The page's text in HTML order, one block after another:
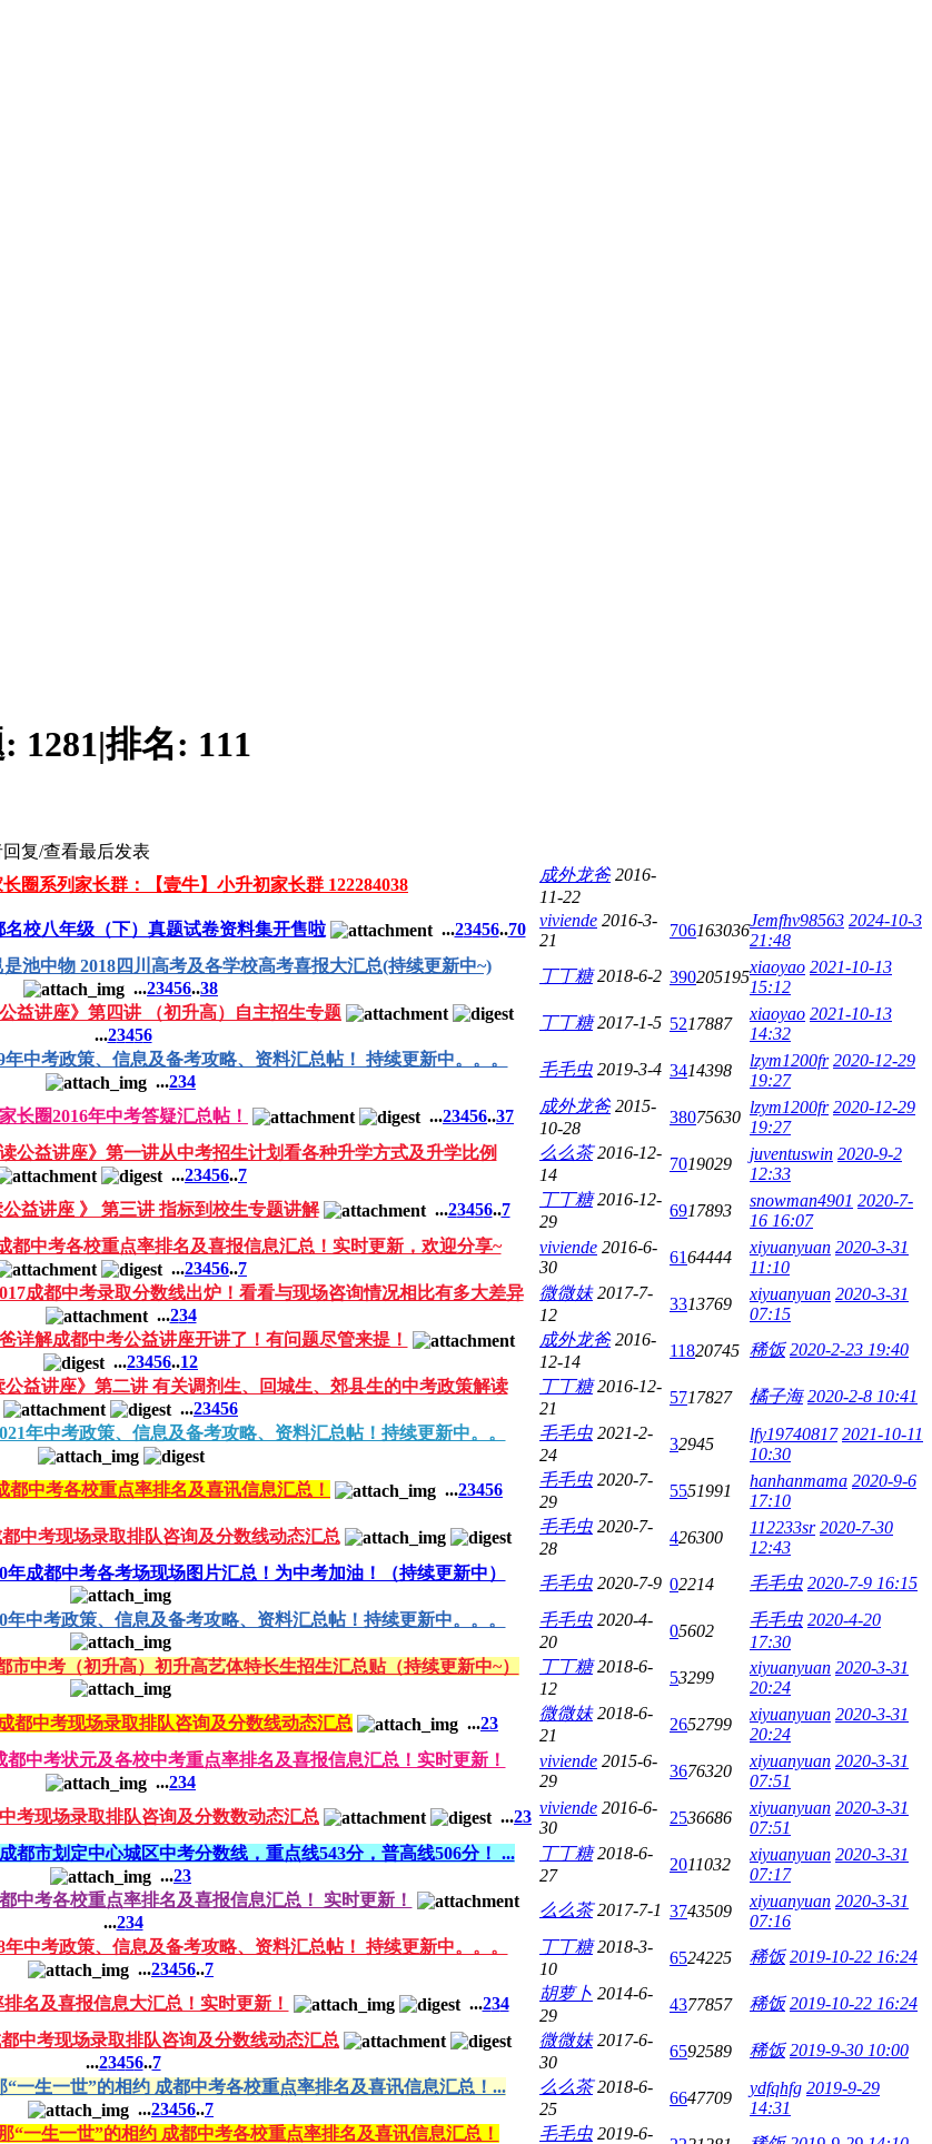
1281|排名: 111
回复/查看最后发表
圈系列家长群：【壹牛】小升初家长群 122284038
成外龙爸 2016-
11-22
校八年级（下）真题试卷资料集开售啦 ...23456..70 viviende 2016-3-
21
706163036
Jemfhv98563 2024-10-3
21:48
是池中物 2018四川高考及各学校高考喜报大汇总(持续更新中~)
...23456..38
丁丁糖 2018-6-2 390205195
xiaoyao 2021-10-13
15:12
公益讲座》第四讲 （初升高）自主招生专题
...23456
丁丁糖 2017-1-5 5217887
xiaoyao 2021-10-13
14:32
年中考政策、信息及备考攻略、资料汇总帖！ 持续更新中。。。
...234
毛毛虫 2019-3-4 3414398
lzym1200fr 2020-12-29
19:27
长圈2016年中考答疑汇总帖！ ...23456..37
成外龙爸 2015-
10-28
38075630
lzym1200fr 2020-12-29
19:27
读公益讲座》第一讲从中考招生计划看各种升学方式及升学比例
...23456..7
么么茶 2016-12-
14
7019029
juventuswin 2020-9-2
12:33
公益讲座 》 第三讲 指标到校生专题讲解 ...23456..7
丁丁糖 2016-12-
29
6917893
snowman4901 2020-7-
16 16:07
都中考各校重点率排名及喜报信息汇总！实时更新，欢迎分享~
...23456..7
viviende 2016-6-
30
6164444
xiyuanyuan 2020-3-31
11:10
成都中考录取分数线出炉！看看与现场咨询情况相比有多大差异
...234
微微妹 2017-7-
12
3313769
xiyuanyuan 2020-3-31
07:15
详解成都中考公益讲座开讲了！有问题尽管来提！
...23456..12
成外龙爸 2016-
12-14
11820745 稀饭 2020-2-23 19:40
公益讲座》第二讲 有关调剂生、回城生、郊县生的中考政策解读
...23456
丁丁糖 2016-12-
21
5717827 橘子海 2020-2-8 10:41
年中考政策、信息及备考攻略、资料汇总帖！持续更新中。。 毛毛虫 2021-2-
24
32945
lfy19740817 2021-10-11
10:30
都中考各校重点率排名及喜讯信息汇总！ ...23456
毛毛虫 2020-7-
29
5551991
hanhanmama 2020-9-6
17:10
都中考现场录取排队咨询及分数线动态汇总
毛毛虫 2020-7-
28
426300
112233sr 2020-7-30
12:43
年成都中考各考场现场图片汇总！为中考加油！（持续更新中）
毛毛虫 2020-7-9 02214 毛毛虫 2020-7-9 16:15
年中考政策、信息及备考攻略、资料汇总帖！持续更新中。。。 毛毛虫 2020-4-
20
05602
毛毛虫 2020-4-20
17:30
市中考（初升高）初升高艺体特长生招生汇总贴（持续更新中~） 丁丁糖 2018-6-
12
53299
xiyuanyuan 2020-3-31
20:24
都中考现场录取排队咨询及分数线动态汇总 ...23
微微妹 2018-6-
21
2652799
xiyuanyuan 2020-3-31
20:24
都中考状元及各校中考重点率排名及喜报信息汇总！实时更新！
...234
viviende 2015-6-
29
3676320
xiyuanyuan 2020-3-31
07:51
考现场录取排队咨询及分数数动态汇总 ...23 viviende 2016-6-
30
2536686
xiyuanyuan 2020-3-31
07:51
成都市划定中心城区中考分数线，重点线543分，普高线506分！ ...
...23
丁丁糖 2018-6-
27
2011032
xiyuanyuan 2020-3-31
07:17
中考各校重点率排名及喜报信息汇总！ 实时更新！
...234
么么茶 2017-7-1 3743509
xiyuanyuan 2020-3-31
07:16
年中考政策、信息及备考攻略、资料汇总帖！ 持续更新中。。。
...23456..7
丁丁糖 2018-3-
10
6524225 稀饭 2019-10-22 16:24
名及喜报信息大汇总！实时更新！ ...234
胡萝卜 2014-6-
29
4377857 稀饭 2019-10-22 16:24
都中考现场录取排队咨询及分数线动态汇总
...23456..7
微微妹 2017-6-
30
6592589 稀饭 2019-9-30 10:00
“一生一世”的相约 成都中考各校重点率排名及喜讯信息汇总！...
...23456..7
么么茶 2018-6-
25
6647709
ydfqhfg 2019-9-29
14:31
“一生一世”的相约 成都中考各校重点率排名及喜讯信息汇总！ 毛毛虫 2019-6-